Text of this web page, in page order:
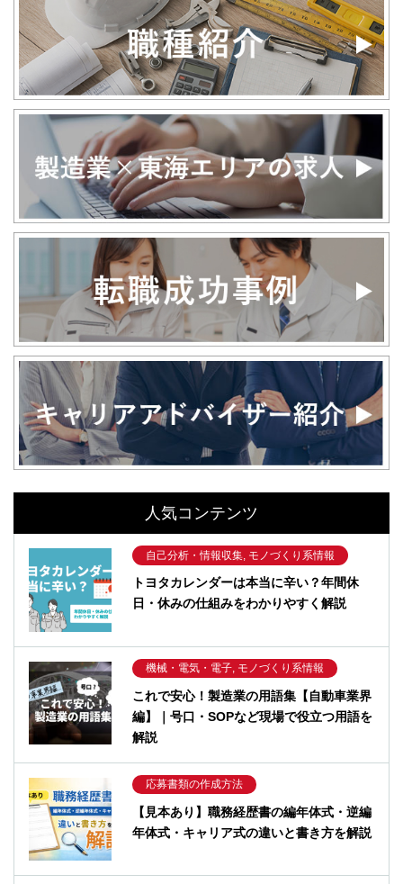
人気コンテンツ
自己分析・情報収集, モノづくり系情報
トヨタカレンダーは本当に辛い？年間休
日・休みの仕組みをわかりやすく解説
機械・電気・電子, モノづくり系情報
これで安心！製造業の用語集【自動車業界
編】｜号口・SOPなど現場で役立つ用語を
解説
応募書類の作成方法
【見本あり】職務経歴書の編年体式・逆編
年体式・キャリア式の違いと書き方を解説